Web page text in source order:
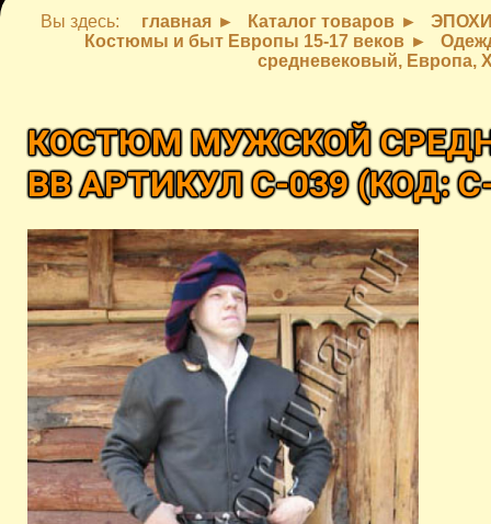
Вы здесь: главная Каталог товаров
Костюмы и быт Европы 15-17 веков
средневековый, Европа,
КОСТЮМ МУЖСКОЙ
ВВ АРТИКУЛ C-039(КОД: